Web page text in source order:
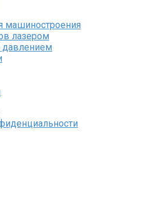
машиностроения
лазером
давлением